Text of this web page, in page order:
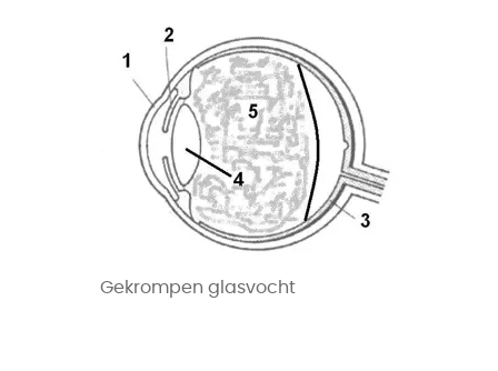
Gekrompen glasvocht